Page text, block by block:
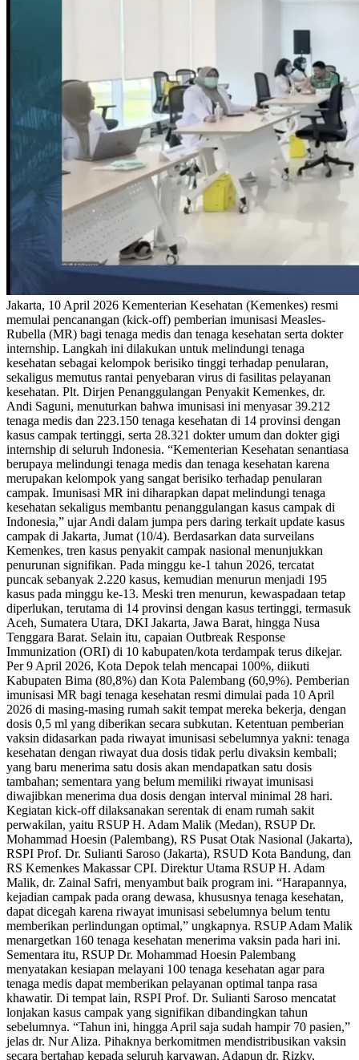
Jakarta, 10 April 2026 Kementerian Kesehatan (Kemenkes) resmi
memulai pencanangan (kick-off) pemberian imunisasi Measles-
Rubella (MR) bagi tenaga medis dan tenaga kesehatan serta dokter
internship. Langkah ini dilakukan untuk melindungi tenaga
kesehatan sebagai kelompok berisiko tinggi terhadap penularan,
sekaligus memutus rantai penyebaran virus di fasilitas pelayanan
kesehatan. Plt. Dirjen Penanggulangan Penyakit Kemenkes, dr.
Andi Saguni, menuturkan bahwa imunisasi ini menyasar 39.212
tenaga medis dan 223.150 tenaga kesehatan di 14 provinsi dengan
kasus campak tertinggi, serta 28.321 dokter umum dan dokter gigi
internship di seluruh Indonesia. “Kementerian Kesehatan senantiasa
berupaya melindungi tenaga medis dan tenaga kesehatan karena
merupakan kelompok yang sangat berisiko terhadap penularan
campak. Imunisasi MR ini diharapkan dapat melindungi tenaga
kesehatan sekaligus membantu penanggulangan kasus campak di
Indonesia,” ujar Andi dalam jumpa pers daring terkait update kasus
campak di Jakarta, Jumat (10/4). Berdasarkan data surveilans
Kemenkes, tren kasus penyakit campak nasional menunjukkan
penurunan signifikan. Pada minggu ke-1 tahun 2026, tercatat
puncak sebanyak 2.220 kasus, kemudian menurun menjadi 195
kasus pada minggu ke-13. Meski tren menurun, kewaspadaan tetap
diperlukan, terutama di 14 provinsi dengan kasus tertinggi, termasuk
Aceh, Sumatera Utara, DKI Jakarta, Jawa Barat, hingga Nusa
Tenggara Barat. Selain itu, capaian Outbreak Response
Immunization (ORI) di 10 kabupaten/kota terdampak terus dikejar.
Per 9 April 2026, Kota Depok telah mencapai 100%, diikuti
Kabupaten Bima (80,8%) dan Kota Palembang (60,9%). Pemberian
imunisasi MR bagi tenaga kesehatan resmi dimulai pada 10 April
2026 di masing-masing rumah sakit tempat mereka bekerja, dengan
dosis 0,5 ml yang diberikan secara subkutan. Ketentuan pemberian
vaksin didasarkan pada riwayat imunisasi sebelumnya yakni: tenaga
kesehatan dengan riwayat dua dosis tidak perlu divaksin kembali;
yang baru menerima satu dosis akan mendapatkan satu dosis
tambahan; sementara yang belum memiliki riwayat imunisasi
diwajibkan menerima dua dosis dengan interval minimal 28 hari.
Kegiatan kick-off dilaksanakan serentak di enam rumah sakit
perwakilan, yaitu RSUP H. Adam Malik (Medan), RSUP Dr.
Mohammad Hoesin (Palembang), RS Pusat Otak Nasional (Jakarta),
RSPI Prof. Dr. Sulianti Saroso (Jakarta), RSUD Kota Bandung, dan
RS Kemenkes Makassar CPI. Direktur Utama RSUP H. Adam
Malik, dr. Zainal Safri, menyambut baik program ini. “Harapannya,
kejadian campak pada orang dewasa, khususnya tenaga kesehatan,
dapat dicegah karena riwayat imunisasi sebelumnya belum tentu
memberikan perlindungan optimal,” ungkapnya. RSUP Adam Malik
menargetkan 160 tenaga kesehatan menerima vaksin pada hari ini.
Sementara itu, RSUP Dr. Mohammad Hoesin Palembang
menyatakan kesiapan melayani 100 tenaga kesehatan agar para
tenaga medis dapat memberikan pelayanan optimal tanpa rasa
khawatir. Di tempat lain, RSPI Prof. Dr. Sulianti Saroso mencatat
lonjakan kasus campak yang signifikan dibandingkan tahun
sebelumnya. “Tahun ini, hingga April saja sudah hampir 70 pasien,”
jelas dr. Nur Aliza. Pihaknya berkomitmen mendistribusikan vaksin
secara bertahap kepada seluruh karyawan. Adapun dr. Rizky,